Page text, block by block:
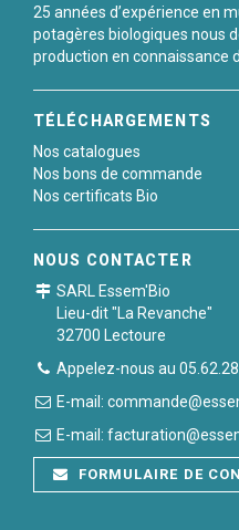
25 années d’expérience en
potagères biologiques nous
production en connaissance
TÉLÉCHARGEMENTS
Nos catalogues
Nos bons de commande
Nos certificats Bio
NOUS CONTACTER
SARL Essem'Bio
Lieu-dit "La Revanche"
32700 Lectoure
Appelez-nous au
E-mail:
E-mail:
FORMULAIRE DE